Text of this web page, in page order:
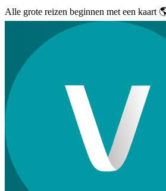
Alle grote reizen beginnen met een kaart